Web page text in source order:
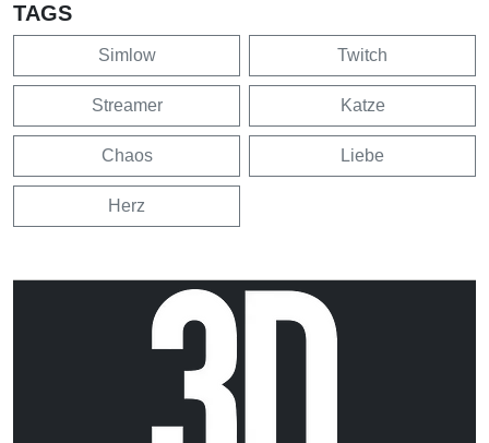
TAGS
Simlow Twitch
Streamer Katze
Chaos Liebe
Herz